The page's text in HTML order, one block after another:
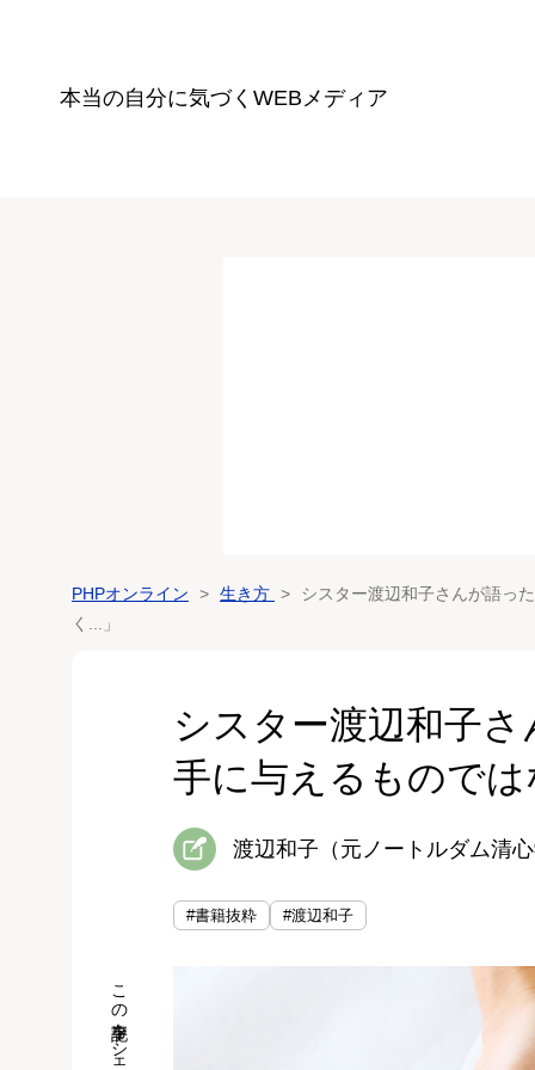
本当の自分に気づく WEBメディア
PHPオンライン 生き方
シスター渡辺和子さんが語っ
く...」
シスター渡辺和子
手に与えるもので
渡辺和子（元ノートルダム清
#書籍抜粋 #渡辺和子
この記事をシェア